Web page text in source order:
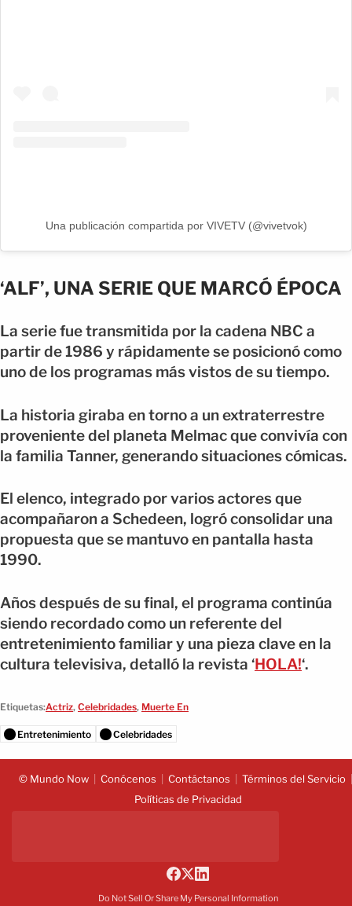
Una publicación compartida por VIVETV (@vivetvok)
‘ALF’, UNA SERIE QUE MARCÓ ÉPOCA
La serie fue transmitida por la cadena NBC a
partir de 1986 y rápidamente se posicionó como
uno de los programas más vistos de su tiempo.
La historia giraba en torno a un extraterrestre
proveniente del planeta Melmac que convivía con
la familia Tanner, generando situaciones cómicas.
El elenco, integrado por varios actores que
acompañaron a Schedeen, logró consolidar una
propuesta que se mantuvo en pantalla hasta
1990.
Años después de su final, el programa continúa
siendo recordado como un referente del
entretenimiento familiar y una pieza clave en la
cultura televisiva, detalló la revista ‘HOLA!‘.
Etiquetas:Actriz, Celebridades, Muerte En
Entretenimiento Celebridades
© Mundo Now Conócenos Contáctanos
Términos del Servicio
Políticas de Privacidad
Do Not Sell Or Share My Personal Information